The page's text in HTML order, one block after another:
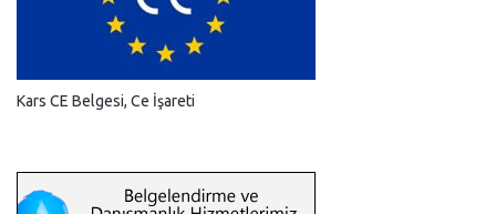
Kars CE Belgesi, Ce İşareti